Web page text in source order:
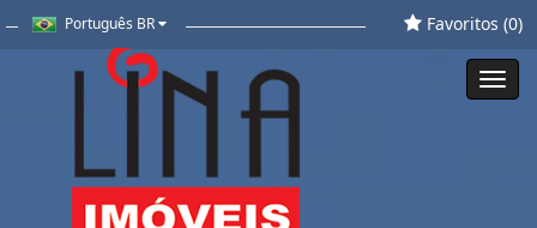
Português BR Favoritos (0)